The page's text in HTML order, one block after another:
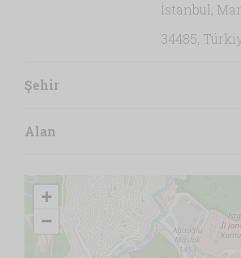
İstanbul,
34485,
Şehir
Alan
+
−